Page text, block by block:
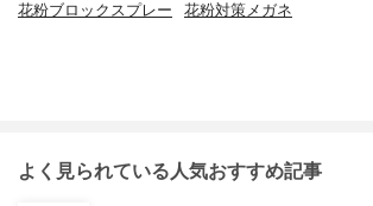
花粉ブロックスプレー 花粉対策メガネ
よく見られている人気おすすめ記事